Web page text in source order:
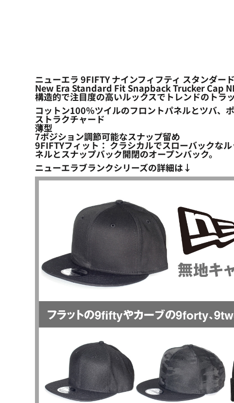
ニューエラ 9FIFTY ナインフィフティ スタンダ
New Era Standard Fit Snapback Trucker Cap
構造的で注目度の高いルックスでトレンドのトラ
コットン100％ツイルのフロントパネルとツバ、
ストラクチャード
薄型
7ポジション調節可能なスナップ留め
9FIFTYフィット： クラシカルでスローバックな
ネルとスナップバック開閉のオープンバック。
ニューエラブランクシリーズの詳細は↓